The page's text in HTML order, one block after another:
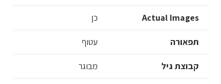
Actual Images כן
תפאורה עטוף
קבוצת גיל מבוגר